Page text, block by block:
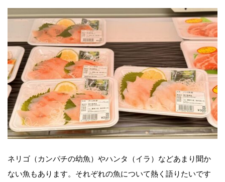
ネリゴ（カンパチの幼魚）やハンタ（イラ）などあまり聞か
ない魚もあります。それぞれの魚について熱く語りたいです